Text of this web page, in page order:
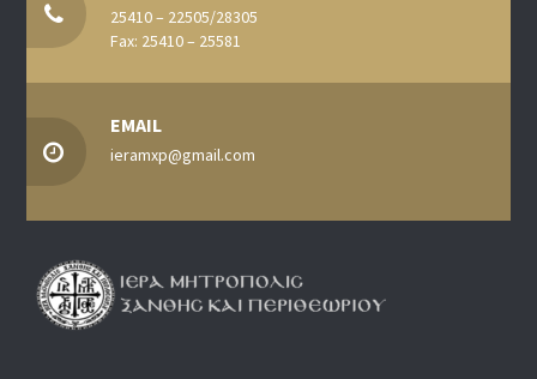
25410 – 22505/28305
Fax: 25410 – 25581
EMAIL
ieramxp@gmail.com